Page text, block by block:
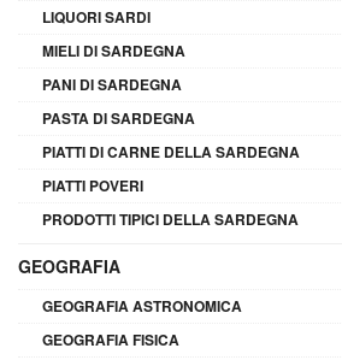
LIQUORI SARDI
MIELI DI SARDEGNA
PANI DI SARDEGNA
PASTA DI SARDEGNA
PIATTI DI CARNE DELLA SARDEGNA
PIATTI POVERI
PRODOTTI TIPICI DELLA SARDEGNA
GEOGRAFIA
GEOGRAFIA ASTRONOMICA
GEOGRAFIA FISICA